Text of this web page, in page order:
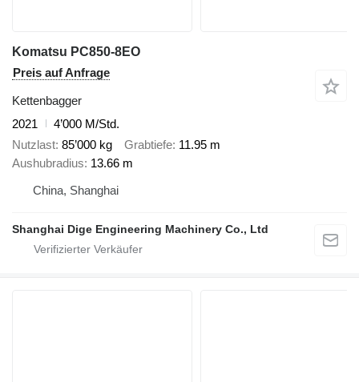
Komatsu PC850-8EO
Preis auf Anfrage
Kettenbagger
2021
4’000 M/Std.
Nutzlast 85’000 kg Grabtiefe 11.95 m
Aushubradius 13.66 m
China, Shanghai
Shanghai Dige Engineering Machinery Co., Ltd